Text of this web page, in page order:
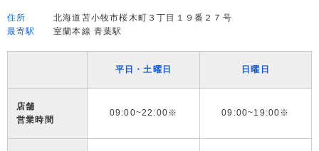
住所
北海道苫小牧市桜木町３丁目１９番２７号
最寄駅
室蘭本線 青葉駅
平日・土曜日 日曜日
店舗
営業時間
09:00~22:00※ 09:00~19:00※